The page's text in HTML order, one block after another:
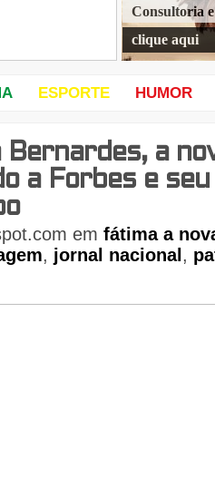
Consultoria
clique aqui
ESPORTE HUMOR
Bernardes, a
a Forbes e
em fátima a
, jornal nacional ,